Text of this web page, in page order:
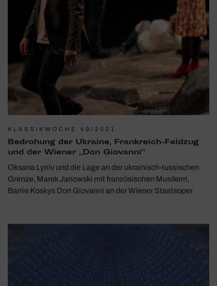
KLASSIKWOCHE 49/2021
Bedro­hung der Ukraine, Frank­reich-Feldzug
und der Wiener „Don Giovanni“
Oksana Lyniv und die Lage an der ukrainisch-russischen
Grenze, Marek Janowski mit französischen Musikern,
Barrie Koskys Don Giovanni an der Wiener Staatsoper